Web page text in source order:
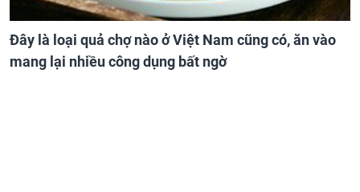
Đây là loại quả chợ nào ở Việt Nam cũng có, ăn vào
mang lại nhiều công dụng bất ngờ